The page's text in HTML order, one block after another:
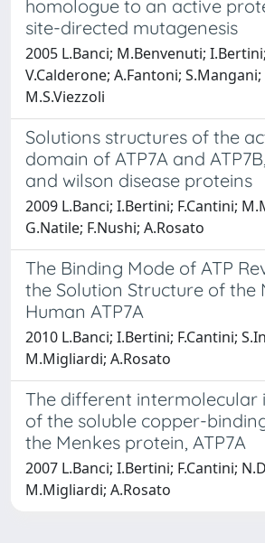
homologue to an active
site-directed mutagenesis
2005 L.Banci; M.Benvenuti;
V.Calderone; A.Fantoni;
M.S.Viezzoli
Solutions structures of the
domain of ATP7A and
and wilson disease proteins
2009 L.Banci; I.Bertini; F.Cantini;
G.Natile; F.Nushi; A.Rosato
The Binding Mode of ATP
the Solution Structure of the
Human ATP7A
2010 L.Banci; I.Bertini; F.Cantini;
M.Migliardi; A.Rosato
The different intermolecular
of the soluble copper-
the Menkes protein, ATP7A
2007 L.Banci; I.Bertini; F.Cantini;
M.Migliardi; A.Rosato